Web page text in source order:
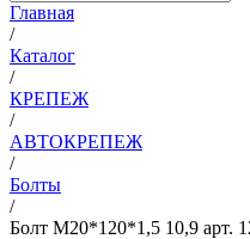
Главная
/
Каталог
/
КРЕПЕЖ
/
АВТОКРЕПЕЖ
/
Болты
/
Болт М20*120*1,5 10,9 арт.